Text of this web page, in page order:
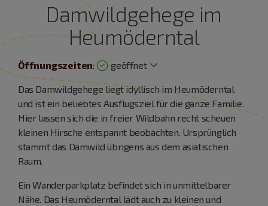
Damwildgehege im
Heumöderntal
Öffnungszeiten: geöffnet
Das Damwildgehege liegt idyllisch im Heumöderntal
und ist ein beliebtes Ausflugsziel für die ganze Familie.
Hier lassen sich die in freier Wildbahn recht scheuen
kleinen Hirsche entspannt beobachten. Ursprünglich
stammt das Damwild übrigens aus dem asiatischen
Raum.
Ein Wanderparkplatz befindet sich in unmittelbarer
Nähe. Das Heumöderntal lädt auch zu kleinen und